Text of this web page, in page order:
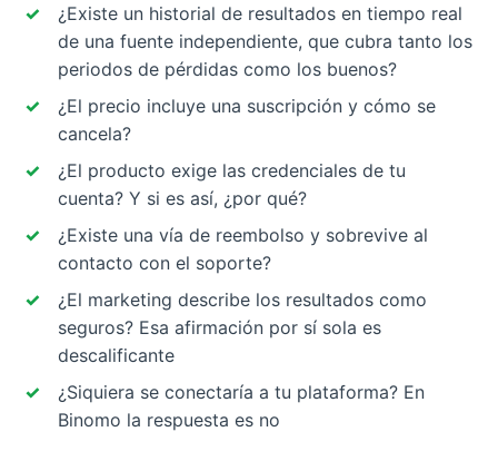
¿Existe un historial de resultados en tiempo real
de una fuente independiente, que cubra tanto los
periodos de pérdidas como los buenos?
¿El precio incluye una suscripción y cómo se
cancela?
¿El producto exige las credenciales de tu
cuenta? Y si es así, ¿por qué?
¿Existe una vía de reembolso y sobrevive al
contacto con el soporte?
¿El marketing describe los resultados como
seguros? Esa afirmación por sí sola es
descalificante
¿Siquiera se conectaría a tu plataforma? En
Binomo la respuesta es no